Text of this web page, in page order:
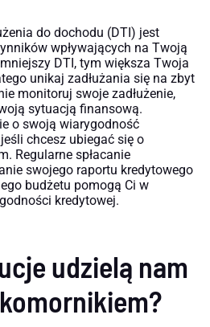
do dochodu (DTI) jest
wpływających na Twoją
DTI, tym większa Twoja
unikaj zadłużania się na zbyt
monitoruj swoje zadłużenie,
sytuacją finansową.
o swoją wiarygodność
chcesz ubiegać się o
Regularne spłacanie
swojego raportu kredytowego
budżetu pomogą Ci w
kredytowej.
udzielą nam